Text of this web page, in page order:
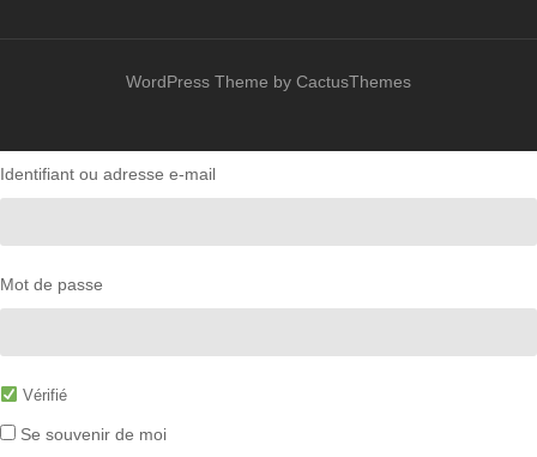
WordPress Theme by CactusThemes
Identifiant ou adresse e-mail
Mot de passe
Vérifié
Se souvenir de moi